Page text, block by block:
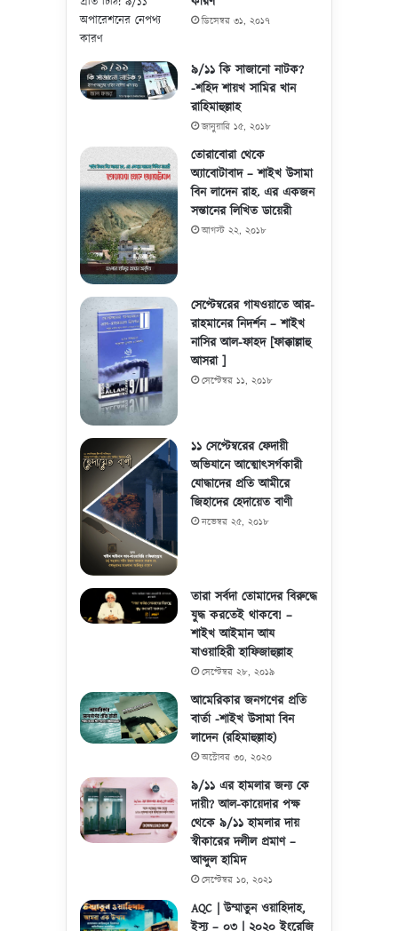
ডিসেম্বর ৩১, ২০১৭
৯/১১ কি সাজানো নাটক?
-শহিদ শায়খ সামির খান
রাহিমাহুল্লাহ
জানুয়ারি ১৫, ২০১৮
তোরাবোরা থেকে
অ্যাবোটাবাদ – শাইখ উসামা
বিন লাদেন রাহ. এর একজন
সন্তানের লিখিত ডায়েরী
আগস্ট ২২, ২০১৮
সেপ্টেম্বরের গাযওয়াতে আর-
রাহমানের নিদর্শন – শাইখ
নাসির আল-ফাহদ [ফাক্কাল্লাহু
আসরা ]
সেপ্টেম্বর ১১, ২০১৮
১১ সেপ্টেম্বরের ফেদায়ী
অভিযানে আত্মোৎসর্গকারী
যোদ্ধাদের প্রতি আমীরে
জিহাদের হেদায়েত বাণী
নভেম্বর ২৫, ২০১৮
তারা সর্বদা তোমাদের বিরুদ্ধে
যুদ্ধ করতেই থাকবে! –
শাইখ আইমান আয
যাওয়াহিরী হাফিজাহুল্লাহ
সেপ্টেম্বর ২৮, ২০১৯
আমেরিকার জনগণের প্রতি
বার্তা -শাইখ উসামা বিন
লাদেন (রহিমাহুল্লাহ)
অক্টোবর ৩০, ২০২০
৯/১১ এর হামলার জন্য কে
দায়ী? আল-কায়েদার পক্ষ
থেকে ৯/১১ হামলার দায়
স্বীকারের দলীল প্রমাণ –
আব্দুল হামিদ
সেপ্টেম্বর ১০, ২০২১
AQC | উম্মাতুন ওয়াহিদাহ,